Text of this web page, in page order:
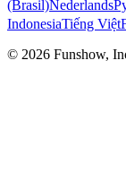
(Brasil)Nederlands
IndonesiaTiếng Việt
© 2026 Funshow,